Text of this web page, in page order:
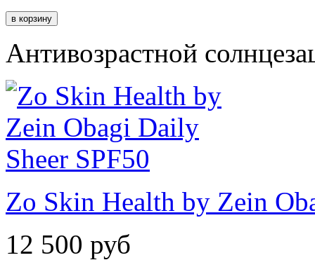
Антивозрастной
Zo Skin Health by Zein
12 500 руб